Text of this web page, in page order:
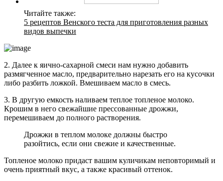
Читайте также:
5 рецептов Венского теста для приготовления разных
видов выпечки
2. Далее к яично-сахарной смеси нам нужно добавить
размягченное масло, предварительно нарезать его на кусочки
либо разбить ложкой. Вмешиваем масло в смесь.
3. В другую емкость наливаем теплое топленое молоко.
Крошим в него свежайшие прессованные дрожжи,
перемешиваем до полного растворения.
Дрожжи в теплом молоке должны быстро
разойтись, если они свежие и качественные.
Топленое молоко придаст вашим куличикам неповторимый и
очень приятный вкус, а также красивый оттенок.